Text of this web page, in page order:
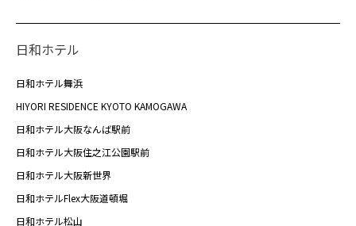
日和ホテル
日和ホテル舞浜
HIYORI RESIDENCE KYOTO KAMOGAWA
日和ホテル大阪なんば駅前
日和ホテル大阪住之江公園駅前
日和ホテル大阪新世界
日和ホテルFlex大阪道頓堀
日和ホテル松山